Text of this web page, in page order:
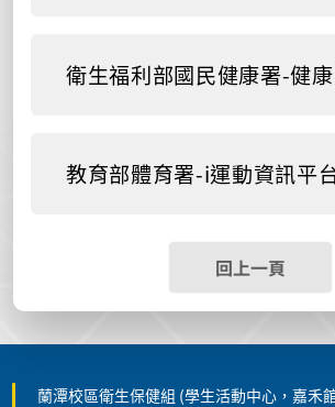
衛生福利部國民健康署-健
教育部體育署-i運動資訊平
回上一頁
蘭潭校區衛生保健組 (學生活動中心，嘉禾